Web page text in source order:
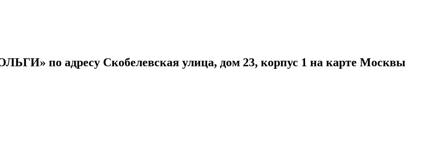
по адресу Скобелевская улица, дом 23, корпус 1 на карте Москвы